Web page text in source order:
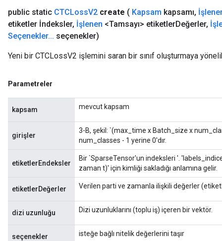
public static CTCLossV2 create ( Kapsam kapsamı,
etiketler İndeksler, İşlenen <Tamsayı> etiketlerDeğerler,
Seçenekler... seçenekler)
Yeni bir CTCLossV2 işlemini saran bir sınıf oluşturmaya
Parametreler
kapsam mevcut kapsam
girişler
3-B, şekil: `(max_time x Batch_size x
num_classes - 1 yerine 0'dır.
etiketlerEndeksler
Bir `SparseTensor'un indeksleri '.
zaman t)' için kimliği sakladığı anlamına gelir.
etiketlerDeğerler Verilen parti ve zamanla ilişkili değerler
dizi uzunluğu Dizi uzunluklarını (toplu iş) içeren bir vektör.
seçenekler isteğe bağlı nitelik değerlerini taşır